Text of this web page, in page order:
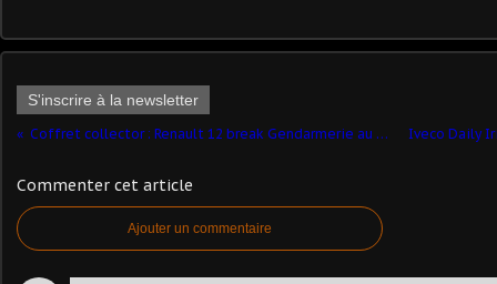
S'inscrire à la newsletter
Coffret collector : Renault 12 break Gendarmerie au 1/43ème (Solido)
Commenter cet article
Ajouter un commentaire